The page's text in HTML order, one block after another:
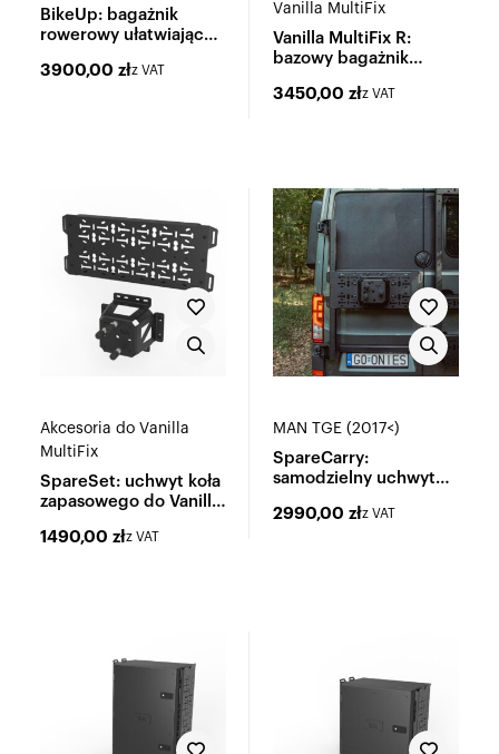
BikeUp: bagażnik
rowerowy ułatwiający
3900,00 złz VAT
Vanilla MultiFix
Vanilla MultiFix R:
bazowy bagażnik
3450,00 złz VAT
Akcesoria do Vanilla
MultiFix
SpareSet: uchwyt koła
zapasowego do Vanilla
1490,00 złz VAT
MAN TGE (2017<)
SpareCarry:
samodzielny uchwyt
2990,00 złz VAT